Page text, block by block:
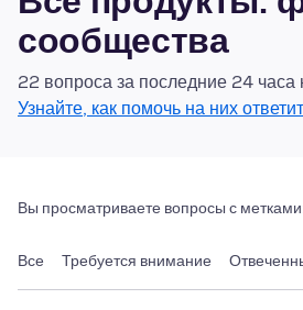
сообщества
22 вопроса за последние 24 часа
Узнайте, как помочь на них
Вы просматриваете вопросы с
Все Требуется внимание